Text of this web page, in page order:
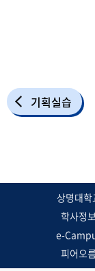
기획실습
상명대학
학사정보
e-
피어오름